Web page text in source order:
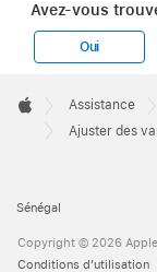
Avez-vous
Oui
Footer

Apple
Assistance
Ajuster des
Sénégal
Copyright © 2026
Conditions d’utilisation